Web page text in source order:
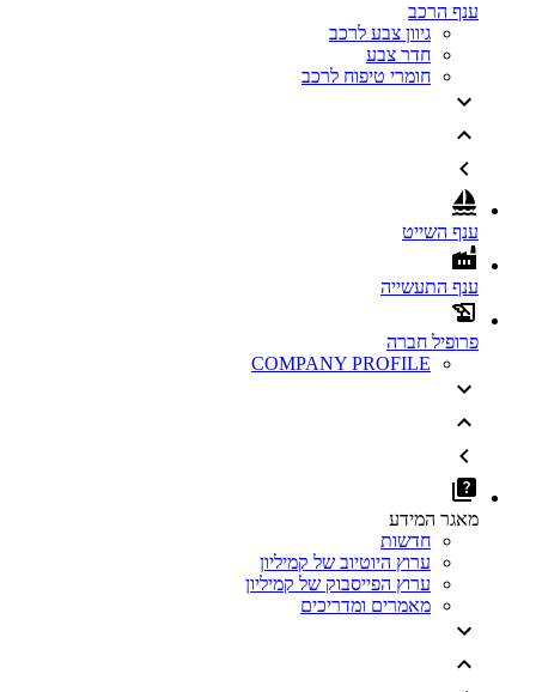
ענף הרכב
גיוון צבע לרכב
חדר צבע
חומרי טיפוח לרכב
ענף השייט
ענף התעשייה
פרופיל חברה
COMPANY PROFILE
מאגר המידע
חדשות
ערוץ היוטיוב של קמיליון
ערוץ הפייסבוק של קמיליון
מאמרים ומדריכים